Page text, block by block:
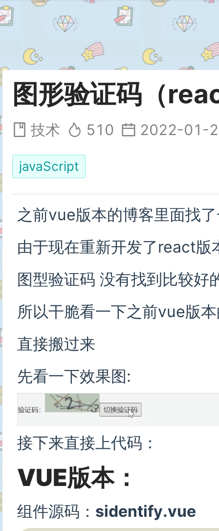
图形验证码（
技术 510 2022-01-
javaScript
之前vue版本的博客里面找
由于现在重新开发了react版
图型验证码 没有找到比较好
所以干脆看一下之前vue版
直接搬过来
先看一下效果图:
接下来直接上代码：
VUE版本：
组件源码： sidentify.vue